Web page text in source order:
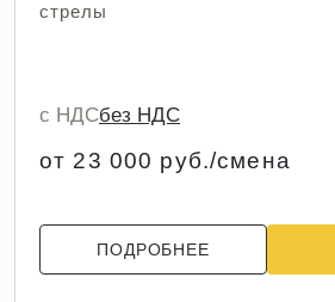
стрелы
с НДСбез НДС
от 23 000 руб./смена
ПОДРОБНЕЕ